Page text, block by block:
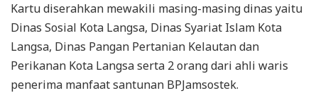
Kartu diserahkan mewakili masing-masing dinas yaitu
Dinas Sosial Kota Langsa, Dinas Syariat Islam Kota
Langsa, Dinas Pangan Pertanian Kelautan dan
Perikanan Kota Langsa serta 2 orang dari ahli waris
penerima manfaat santunan BPJamsostek.